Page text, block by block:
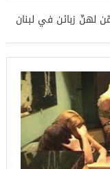
مشتعلاً
لهنّ زبائن في لبنان